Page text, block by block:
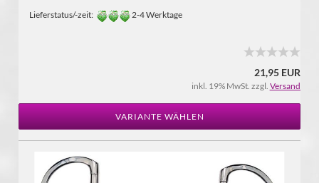
Lieferstatus/-zeit: 2-4 Werktage
21,95 EUR
inkl. 19% MwSt. zzgl. Versand
VARIANTE WÄHLEN